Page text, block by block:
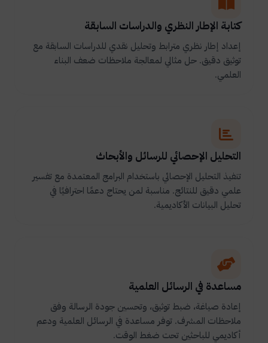
كتابة الإطار النظري والدراسات السابقة
إعداد إطار نظري مترابط وتحليل نقدي للدراسات السابقة مع
توثيق دقيق. حل مثالي لمعالجة ملاحظات ضعف البناء
العلمي.
التحليل الإحصائي للرسائل والأبحاث
تنفيذ التحليل الإحصائي باستخدام البرامج المعتمدة مع تفسير
علمي دقيق للنتائج. مناسبة لمن يحتاج دعمًا احترافيًا في
تحليل البيانات الأكاديمية.
مساعدة في الرسائل العلمية
إعادة صياغة، ضبط توثيق، وتحسين جودة الرسالة وفق
ملاحظات المشرف. توفر مساعدة في الرسائل العلمية ودعم
أكاديمي للباحثين تحت ضغط الوقت.